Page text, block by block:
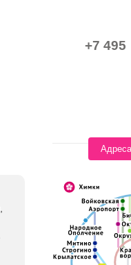
+7 495